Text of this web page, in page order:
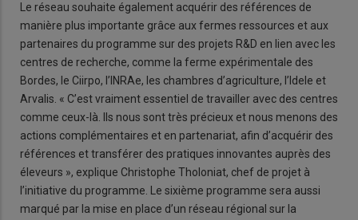
Le réseau souhaite également acquérir des références de
manière plus importante grâce aux fermes ressources et aux
partenaires du programme sur des projets R&D en lien avec les
centres de recherche, comme la ferme expérimentale des
Bordes, le Ciirpo, l’INRAe, les chambres d’agriculture, l’Idele et
Arvalis. « C’est vraiment essentiel de travailler avec des centres
comme ceux-là. Ils nous sont très précieux et nous menons des
actions complémentaires et en partenariat, afin d’acquérir des
références et transférer des pratiques innovantes auprès des
éleveurs », explique Christophe Tholoniat, chef de projet à
l’initiative du programme. Le sixième programme sera aussi
marqué par la mise en place d’un réseau régional sur la